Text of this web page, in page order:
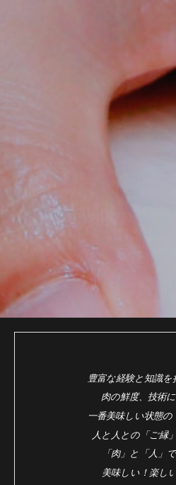
豊富な経験と知識を
肉の鮮度、技術
一番美味しい状態の
人と人との「ご縁
「肉」と「人」
美味しい！楽し